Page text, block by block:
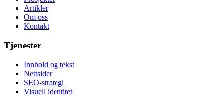
Artikler
Om oss
Kontakt
Tjenester
Innhold og tekst
Nettsider
SEO-strategi
Visuell identitet